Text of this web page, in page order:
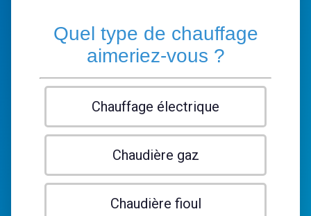
Quel type de chauffage
aimeriez-vous ?
Chauffage électrique
Chaudière gaz
Chaudière fioul